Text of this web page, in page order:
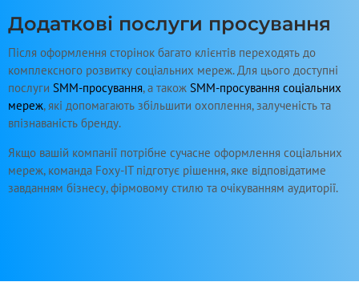
Додаткові послуги просування
Після оформлення сторінок багато клієнтів переходять до
комплексного розвитку соціальних мереж. Для цього доступні
послуги SMM-просування, а також SMM-просування соціальних
мереж, які допомагають збільшити охоплення, залученість та
впізнаваність бренду.
Якщо вашій компанії потрібне сучасне оформлення соціальних
мереж, команда Foxy-IT підготує рішення, яке відповідатиме
завданням бізнесу, фірмовому стилю та очікуванням аудиторії.